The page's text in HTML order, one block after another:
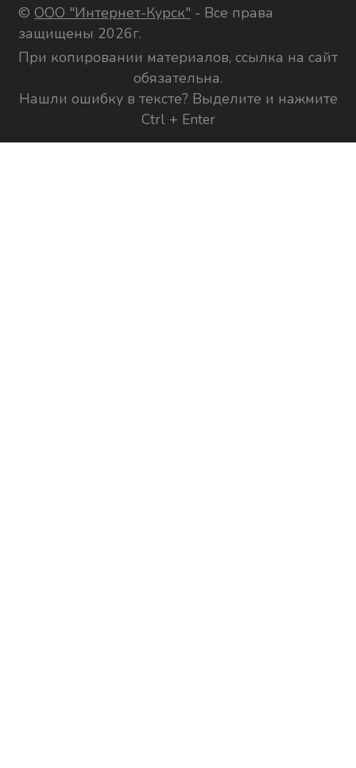
© ООО "Интернет-Курск" - Все права
защищены 2026г.
При копировании материалов, ссылка на сайт
обязательна.
Нашли ошибку в тексте? Выделите и нажмите
Ctrl + Enter